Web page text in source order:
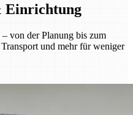
Einrichtung
von der Planung bis zum
und mehr für weniger